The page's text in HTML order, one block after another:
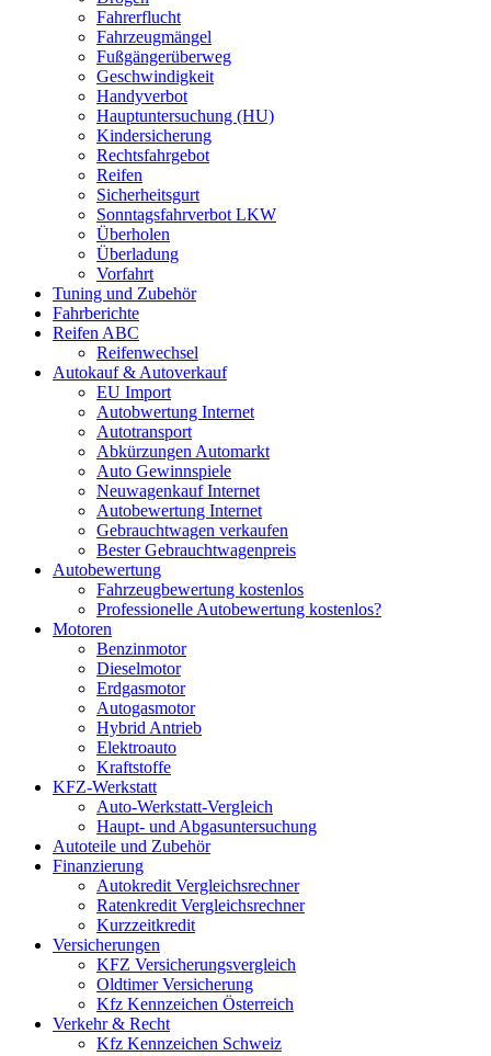
Fahrerflucht
Fahrzeugmängel
Fußgängerüberweg
Geschwindigkeit
Handyverbot
Hauptuntersuchung (HU)
Kindersicherung
Rechtsfahrgebot
Reifen
Sicherheitsgurt
Sonntagsfahrverbot LKW
Überholen
Überladung
Vorfahrt
Tuning und Zubehör
Fahrberichte
Reifen ABC
Reifenwechsel
Autokauf & Autoverkauf
EU Import
Autobwertung Internet
Autotransport
Abkürzungen Automarkt
Auto Gewinnspiele
Neuwagenkauf Internet
Autobewertung Internet
Gebrauchtwagen verkaufen
Bester Gebrauchtwagenpreis
Autobewertung
Fahrzeugbewertung kostenlos
Professionelle Autobewertung kostenlos?
Motoren
Benzinmotor
Dieselmotor
Erdgasmotor
Autogasmotor
Hybrid Antrieb
Elektroauto
Kraftstoffe
KFZ-Werkstatt
Auto-Werkstatt-Vergleich
Haupt- und Abgasuntersuchung
Autoteile und Zubehör
Finanzierung
Autokredit Vergleichsrechner
Ratenkredit Vergleichsrechner
Kurzzeitkredit
Versicherungen
KFZ Versicherungsvergleich
Oldtimer Versicherung
Kfz Kennzeichen Österreich
Verkehr & Recht
Kfz Kennzeichen Schweiz